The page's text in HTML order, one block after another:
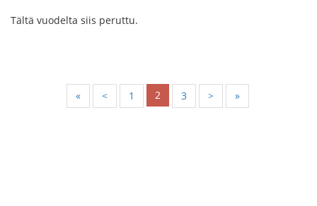
Tältä vuodelta siis peruttu.
« < 1 2 3 > »